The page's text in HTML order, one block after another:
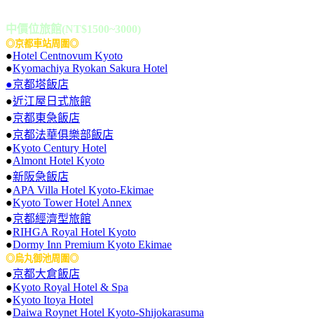
中價位旅館(NT$1500~3000)
◎京都車站周圍◎
●Hotel Centnovum Kyoto
●Kyomachiya Ryokan Sakura Hotel
●京都塔飯店
●近江屋日式旅館
●京都東急飯店
●京都法華俱樂部飯店
●Kyoto Century Hotel
●Almont Hotel Kyoto
●新阪急飯店
●APA Villa Hotel Kyoto-Ekimae
●Kyoto Tower Hotel Annex
●京都經濟型旅館
●RIHGA Royal Hotel Kyoto
●Dormy Inn Premium Kyoto Ekimae
◎烏丸御池周圍◎
●京都大倉飯店
●Kyoto Royal Hotel & Spa
●Kyoto Itoya Hotel
●Daiwa Roynet Hotel Kyoto-Shijokarasuma